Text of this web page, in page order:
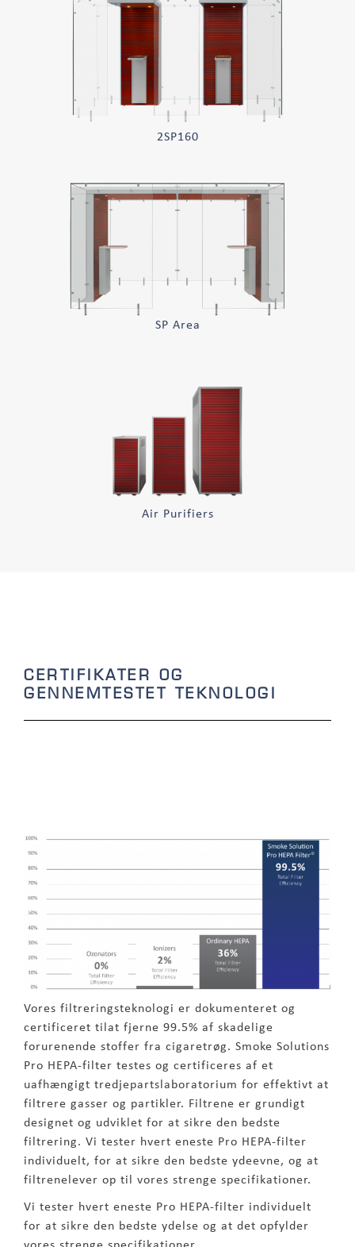
2SP160
SP Area
Air Purifiers
CERTIFIKATER OG
GENNEMTESTET TEKNOLOGI
Vores filtreringsteknologi er dokumenteret og
certificeret tilat fjerne 99.5% af skadelige
forurenende stoffer fra cigaretrøg. Smoke Solutions
Pro HEPA-filter testes og certificeres af et
uafhængigt tredjepartslaboratorium for effektivt at
filtrere gasser og partikler. Filtrene er grundigt
designet og udviklet for at sikre den bedste
filtrering. Vi tester hvert eneste Pro HEPA-filter
individuelt, for at sikre den bedste ydeevne, og at
filtrenelever op til vores strenge specifikationer.
Vi tester hvert eneste Pro HEPA-filter individuelt
for at sikre den bedste ydelse og at det opfylder